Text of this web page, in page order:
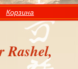
Корзина